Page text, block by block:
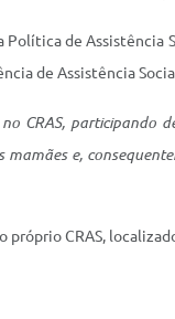
de Assistência
de Assistência
CRAS, participando
e,
CRAS,